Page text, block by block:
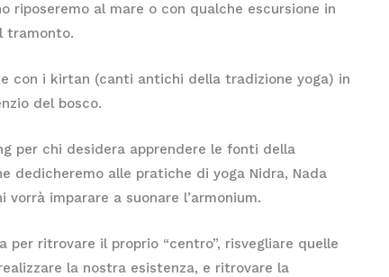
riposeremo al mare o con qualche escursione in
tramonto.
con i kirtan (canti antichi della tradizione yoga) in
del bosco.
per chi desidera apprendere le fonti della
dedicheremo alle pratiche di yoga Nidra, Nada
imparare a suonare l’armonium.
per ritrovare il proprio “centro”, risvegliare quelle
la nostra esistenza, e ritrovare la